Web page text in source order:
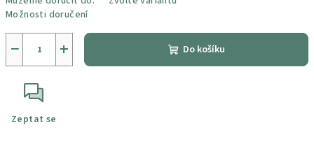
Možnosti doručení
+
− Do košíku
Zeptat se